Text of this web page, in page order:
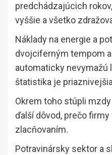
predchádzajúcich
vyššie a všetko
Náklady na energie a
dvojciferným tempom
automaticky nevymažú
štatistika je
Okrem toho stúpli
ďalší dôvod, prečo
zlacňovaním.
Potravinársky sektor a